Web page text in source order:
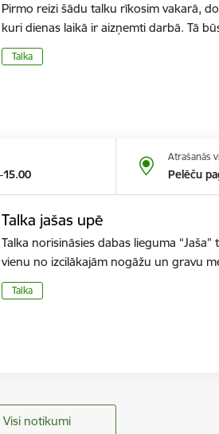
Pirmo reizi šādu talku rīkosim vakarā,
kuri dienas laikā ir aizņemti darbā. Tā
Talka
Atrašanās
Pelēču
Talka jašas upē
Talka norisināsies dabas lieguma
vienu no izcilākajām nogāžu un gravu
Talka
Visi notikumi